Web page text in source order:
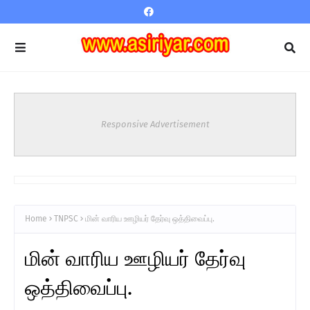
Responsive Advertisement
Home TNPSC மின் வாரிய ஊழியர் தேர்வு ஒத்திவைப்பு.
மின் வாரிய ஊழியர் தேர்வு
ஒத்திவைப்பு.